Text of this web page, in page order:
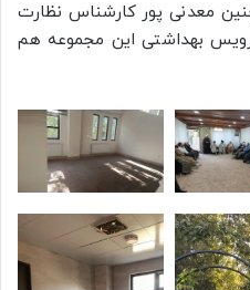
معدنی پور کارشناس نظارت
بهداشتی این مجموعه هم